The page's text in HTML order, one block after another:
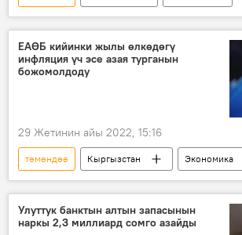
тышкы карыз
ИДП
сумма
Экономика
ЕАӨБ кийинки жылы өлкөдөгү
инфляция үч эсе азая турганын
божомолдоду
29 Жетинин айы 2022, 15:16
төмөндөө Кыргызстан
Экономика
инфляция
Евразиялык өнүктүрүү банкы
температура
Улуттук банктын алтын запасынын
наркы 2,3 миллиард сомго азайды